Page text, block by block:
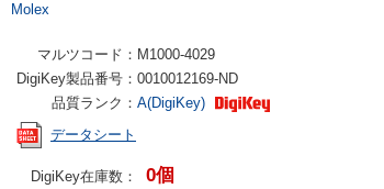
Molex
マルツコード： M1000-4029
DigiKey製品番号： 0010012169-ND
品質ランク： A(DigiKey)
データシート
DigiKey在庫数： 0個